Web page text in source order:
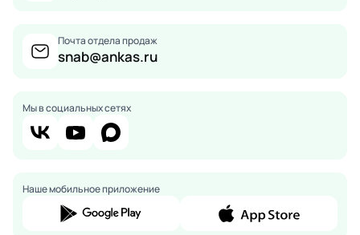
Почта отдела продаж
snab@ankas.ru
Мы в социальных сетях
Наше мобильное приложение